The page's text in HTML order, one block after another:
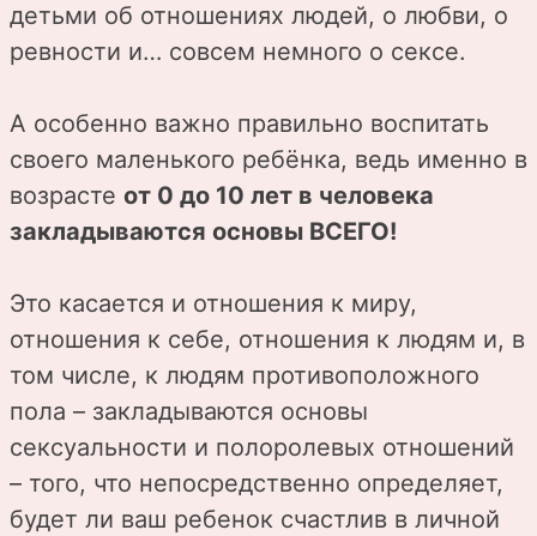
детьми об отношениях людей, о любви, о
ревности и… совсем немного о сексе.
А особенно важно правильно воспитать
своего маленького ребёнка, ведь именно в
возрасте от 0 до 10 лет в человека
закладываются основы ВСЕГО!
Это касается и отношения к миру,
отношения к себе, отношения к людям и, в
том числе, к людям противоположного
пола – закладываются основы
сексуальности и полоролевых отношений
– того, что непосредственно определяет,
будет ли ваш ребенок счастлив в личной